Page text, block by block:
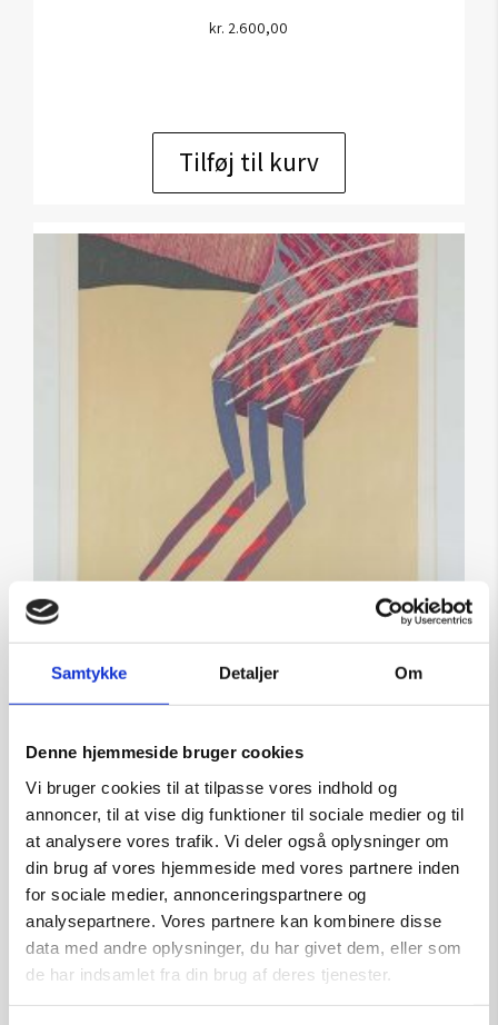
Samtykke Detaljer Om
Denne hjemmeside bruger cookies
Vi bruger cookies til at tilpasse vores indhold og
annoncer, til at vise dig funktioner til sociale medier og til
at analysere vores trafik. Vi deler også oplysninger om
din brug af vores hjemmeside med vores partnere inden
for sociale medier, annonceringspartnere og
analysepartnere. Vores partnere kan kombinere disse
data med andre oplysninger, du har givet dem, eller som
de har indsamlet fra din brug af deres tjenester.
kr. 2.600,00
Tilføj til kurv
U/titel
Kunstner: Arne Haugen Sørensen
kr.
Tilføj til kurv